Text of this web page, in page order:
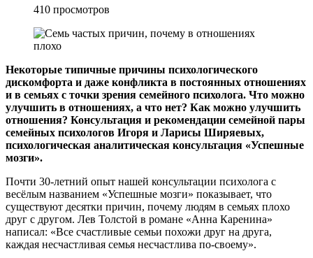
410 просмотров
Некоторые типичные причины психологического
дискомфорта и даже конфликта в постоянных отношениях
и в семьях с точки зрения семейного психолога. Что можно
улучшить в отношениях, а что нет? Как можно улучшить
отношения? Консультация и рекомендации семейной пары
семейных психологов Игоря и Ларисы Ширяевых,
психологическая аналитическая консультация «Успешные
мозги».
Почти 30-летний опыт нашей консультации психолога с
весёлым названием «Успешные мозги» показывает, что
существуют десятки причин, почему людям в семьях плохо
друг с другом. Лев Толстой в романе «Анна Каренина»
написал: «Все счастливые семьи похожи друг на друга,
каждая несчастливая семья несчастлива по-своему».